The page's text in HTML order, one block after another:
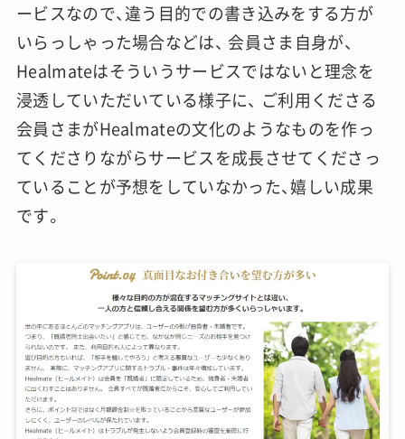
ービスなので、違う目的での書き込みをする方が
いらっしゃった場合などは、 会員さま自身が、
Healmateはそういうサービスではないと理念を
浸透していただいている様子に、 ご利用くださる
会員さまがHealmateの文化のようなものを作っ
てくださりながらサービスを成長させてくださっ
ていることが予想をしていなかった、嬉しい成果
です。